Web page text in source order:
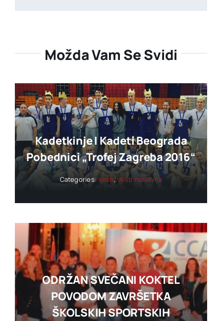
Možda Vam Se Svidi
Kadetkinje I Kadeti Beograda
Pobednici „trofej Zagreba 2016“
Categories:Vesti,Vesti naslovna
ODRŽAN SVEČANI KOKTEL
POVODOM ZAVRŠETKA
ŠKOLSKIH SPORTSKIH